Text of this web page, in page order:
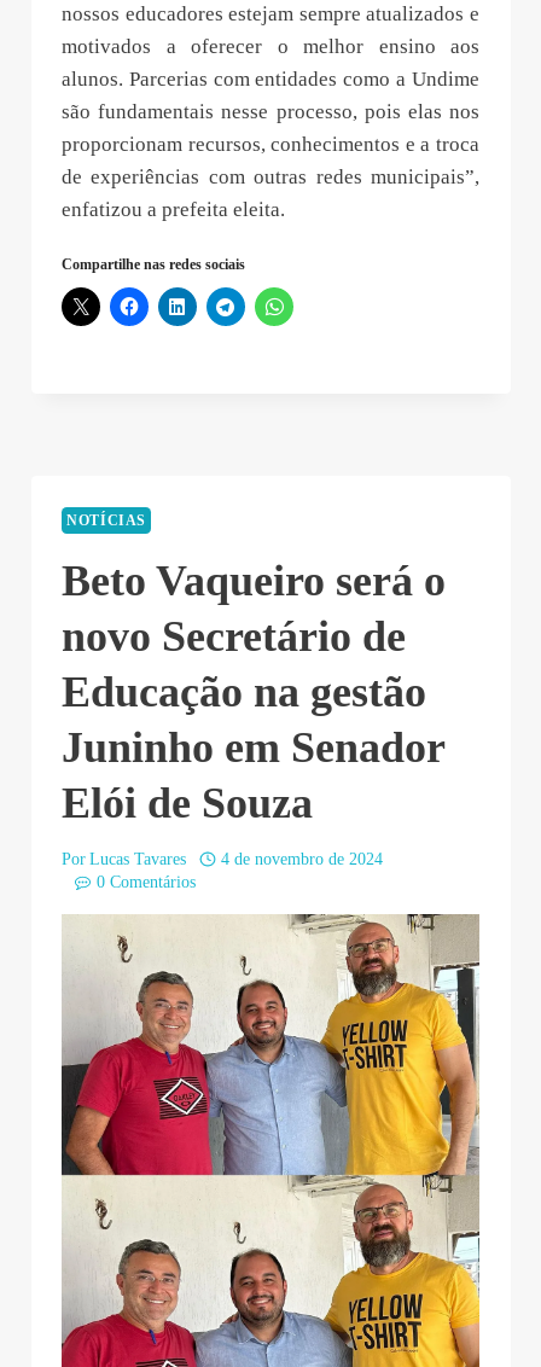
nossos educadores estejam sempre atualizados e
motivados a oferecer o melhor ensino aos
alunos. Parcerias com entidades como a Undime
são fundamentais nesse processo, pois elas nos
proporcionam recursos, conhecimentos e a troca
de experiências com outras redes municipais”,
enfatizou a prefeita eleita.
Compartilhe nas redes sociais
NOTÍCIAS
Beto Vaqueiro será o
novo Secretário de
Educação na gestão
Juninho em Senador
Elói de Souza
Por Lucas Tavares
4 de novembro de 2024
0 Comentários